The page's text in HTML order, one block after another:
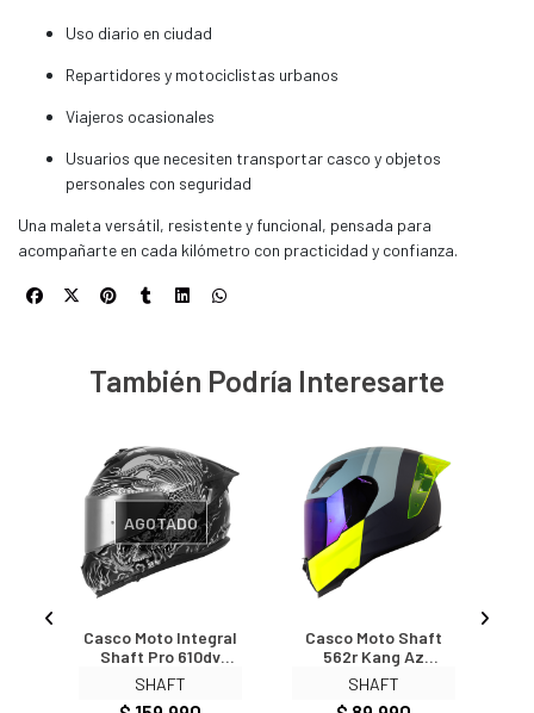
Uso diario en ciudad
Repartidores y motociclistas urbanos
Viajeros ocasionales
Usuarios que necesiten transportar casco y objetos
personales con seguridad
Una maleta versátil, resistente y funcional, pensada para
acompañarte en cada kilómetro con practicidad y confianza.
También Podría Interesarte
AGOTADO
Casco Moto Integral
Shaft Pro 610dv
Resurgimiento
Edición Limitada
SHAFT
Casco Moto Shaft
562r Kang Az
Integral
SHAFT